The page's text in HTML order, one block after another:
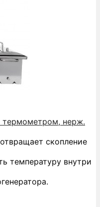
термометром, нерж.
скопление
температуру внутри